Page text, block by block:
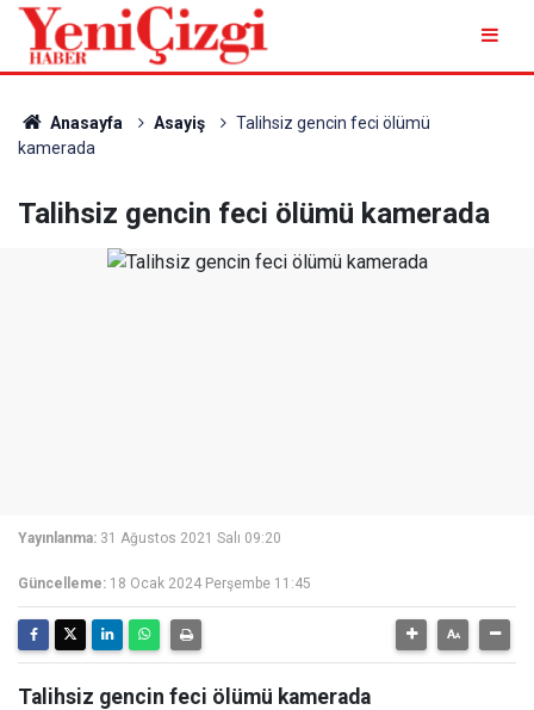
Anasayfa Asayiş
Talihsiz gencin feci ölümü
kamerada
Talihsiz gencin feci ölümü kamerada
Yayınlanma: 31 Ağustos 2021 Salı 09:20
Güncelleme: 18 Ocak 2024 Perşembe 11:45
Talihsiz gencin feci ölümü kamerada